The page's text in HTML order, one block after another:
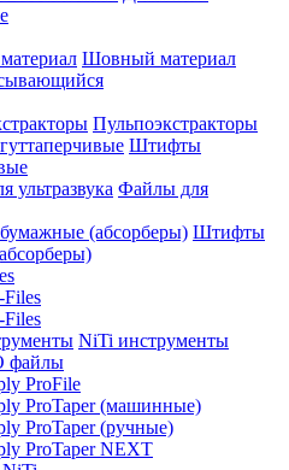
Шовный материал
Пульпоэкстракторы
Штифты
Файлы для
Штифты
NiTi инструменты
файлы
ProFile
ProTaper (машинные)
ProTaper (ручные)
ProTaper NEXT